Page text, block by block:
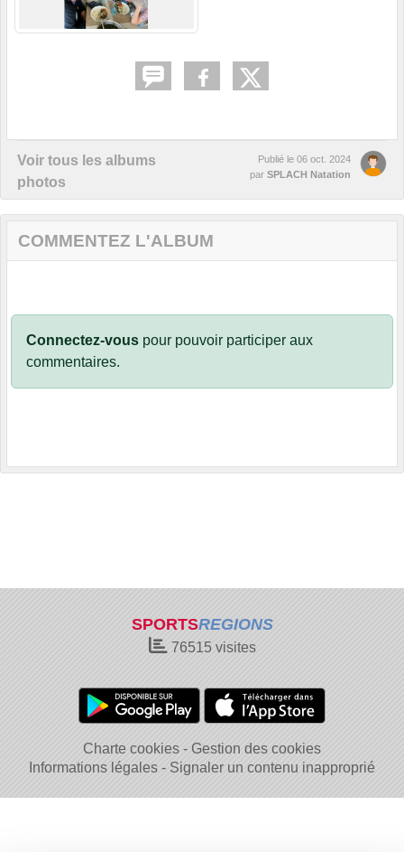
Voir tous les albums
photos
Publié le 06 oct. 2024
par SPLACH Natation
COMMENTEZ L'ALBUM
Connectez-vous pour pouvoir participer aux
commentaires.
SPORTSREGIONS
76515visites
Charte cookies
Gestion des cookies
Informations légales
Signaler un contenu inapproprié